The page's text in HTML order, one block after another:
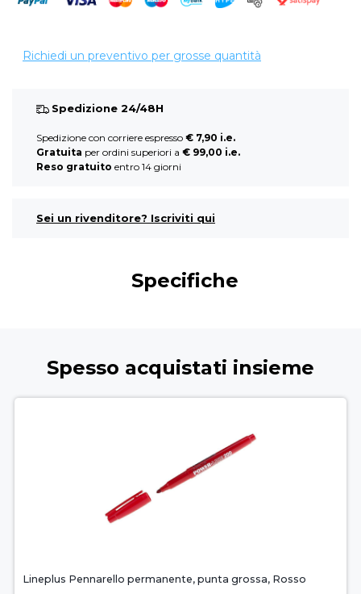
Richiedi un preventivo per grosse quantità
Spedizione 24/48H
Spedizione con corriere espresso € 7,90 i.e.
Gratuita per ordini superiori a € 99,00 i.e.
Reso gratuito entro 14 giorni
Sei un rivenditore? Iscriviti qui
Specifiche
Spesso acquistati insieme
Lineplus Pennarello permanente, punta grossa, Rosso